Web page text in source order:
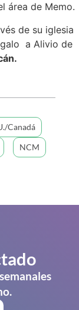
área de Memo.
de su iglesia
a Alivio de
Canadá
NCM